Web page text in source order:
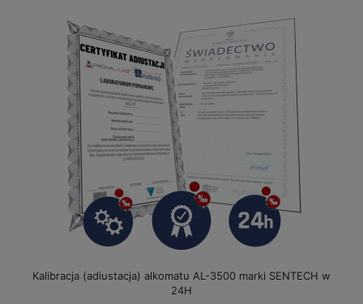
Kalibracja (adiustacja) alkomatu AL-3500 marki SENTECH w
24H